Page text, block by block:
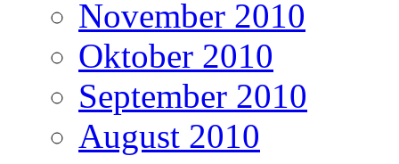
November 2010
Oktober 2010
September 2010
August 2010